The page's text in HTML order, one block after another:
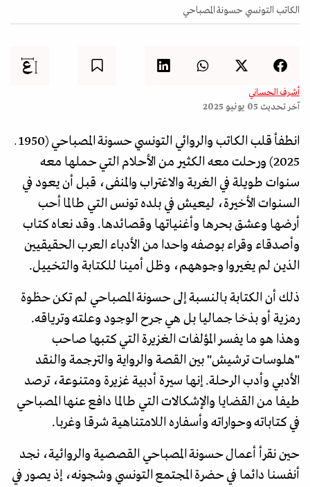
الكاتب التونسي حسونة المصباحي
أشرف الحساني
آخر تحديث 05 يونيو 2025
انطفأ قلب الكاتب والروائي التونسي حسونة المصباحي (1950 ـ
2025) ورحلت معه الكثير من الأحلام التي حملها معه
سنوات طويلة في الغربة والاغتراب والمنفى، قبل أن يعود في
السنوات الأخيرة، ليعيش في بلده تونس التي طالما أحب
أرضها وعشق بحرها وأغنياتها وقصائدها. وقد نعاه كتاب
وأصدقاء وقراء بوصفه واحدا من الأدباء العرب الحقيقيين
الذين لم يغيروا وجوههم، وظل أمينا للكتابة والتخييل.
ذلك أن الكتابة بالنسبة إلى حسونة المصباحي لم تكن حظوة
رمزية أو بذخا جماليا بل هي جرح الوجود وعلته وترياقه.
وهذا هو ما يفسر المؤلفات الغزيرة التي كتبها صاحب
"هلوسات ترشيش" بين القصة والرواية والترجمة والنقد
الأدبي وأدب الرحلة. إنها سيرة أدبية غزيرة ومتنوعة، ترصد
طيفا من القضايا والإشكالات التي طالما دافع عنها المصباحي
في كتاباته وحواراته وأسفاره اللامتناهية شرقا وغربا.
حين نقرأ أعمال حسونة المصباحي القصصية والروائية، نجد
أنفسنا دائما في حضرة المجتمع التونسي وشجونه، إذ يصور في